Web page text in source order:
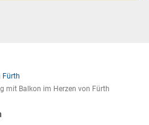
Fürth
mit Balkon im Herzen von Fürth